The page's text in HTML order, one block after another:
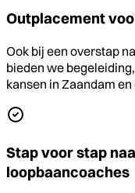
Outplacement
Ook bij een overstap
bieden we
kansen in Zaandam
Stap voor stap
loopbaancoaches